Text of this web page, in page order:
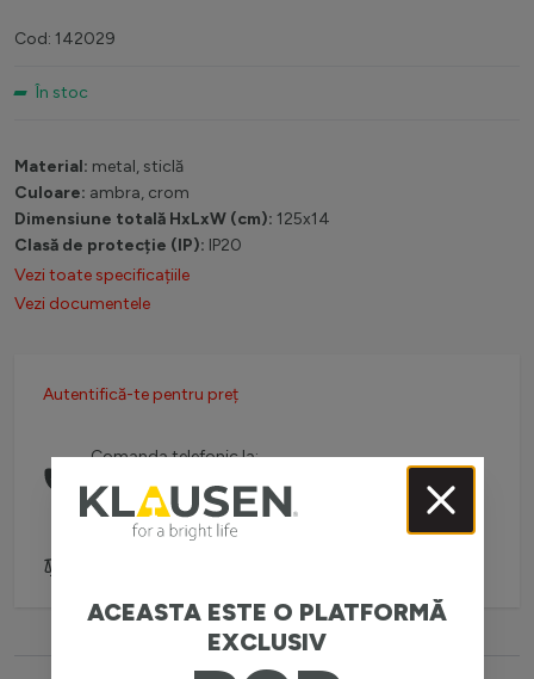
Cod: 142029
În stoc
Material: metal, sticlă
Culoare: ambra, crom
Dimensiune totală HxLxW (cm): 125x14
Clasă de protecție (IP): IP20
Vezi toate specificațiile
Vezi documentele
Autentifică-te pentru preț
Comanda telefonic la:
(L-V: 08:30-16:00)
ACEASTA ESTE O PLATFORMĂ
EXCLUSIV